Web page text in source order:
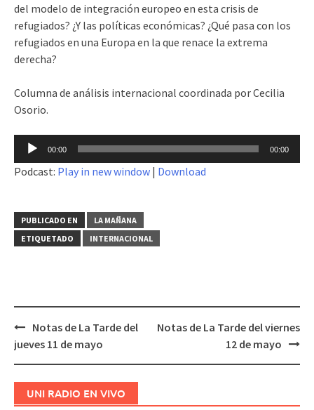
del modelo de integración europeo en esta crisis de
refugiados? ¿Y las políticas económicas? ¿Qué pasa con los
refugiados en una Europa en la que renace la extrema
derecha?
Columna de análisis internacional coordinada por Cecilia
Osorio.
Reproductor
audio
00:00 00:00
Podcast: Play in new window | Download
PUBLICADO EN
LA MAÑANA
ETIQUETADO
INTERNACIONAL
Navegación
de
Notas de La Tarde del
jueves 11 de mayo
Notas de La Tarde del viernes
12 de mayo
UNI RADIO EN VIVO